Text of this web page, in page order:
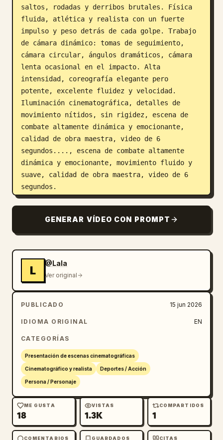
saltos, rodadas y derribos brutales. Física
fluida, atlética y realista con un fuerte
impulso y peso detrás de cada golpe. Trabajo
de cámara dinámico: tomas de seguimiento,
cámara circular, ángulos dramáticos, cámara
lenta ocasional en el impacto. Alta
intensidad, coreografía elegante pero
potente, excelente fluidez y velocidad.
Iluminación cinematográfica, detalles de
movimiento nítidos, sin rigidez, escena de
combate altamente dinámica y emocionante,
calidad de obra maestra, video de 6
segundos...., escena de combate altamente
dinámica y emocionante, movimiento fluido y
suave, calidad de obra maestra, video de 6
segundos.
GENERAR VÍDEO CON PROMPT
L
@Lala
Ver original
PUBLICADO 15 jun 2026
IDIOMA ORIGINAL EN
CATEGORÍAS
Presentación de escenas cinematográficas
Cinematográfico y realista Deportes / Acción
Persona / Personaje
ME GUSTA
18
VISTAS
1.3K
COMPARTIDOS
1
COMENTARIOS GUARDADOS CITAS